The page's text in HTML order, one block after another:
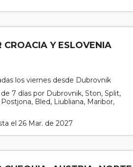
CROACIA Y ESLOVENIA
los viernes desde Dubrovnik
7 días por Dubrovnik, Ston, Split,
Bled, Liubliana, Maribor,
el 26 Mar. de 2027